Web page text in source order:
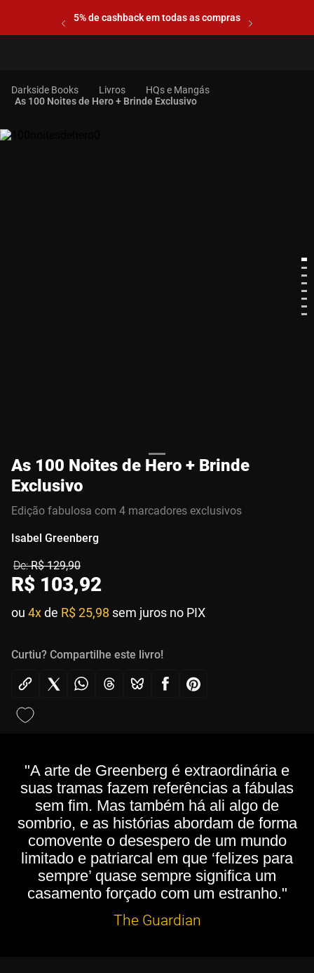
5% de cashback em todas as compras
Livros
HQs e Mangás
As 100 Noites de Hero + Brinde Exclusivo
As 100 Noites de Hero + Brinde
Exclusivo
Edição fabulosa com 4 marcadores exclusivos
Isabel Greenberg
R$ 129,90
R$ 103,92
ou 4xde R$ 25,98 sem juros no PIX
Curtiu? Compartilhe este livro!
"A arte de Greenberg é extraordinária e
suas tramas fazem referências a fábulas
sem fim. Mas também há ali algo de
sombrio, e as histórias abordam de forma
comovente o desespero de um mundo
limitado e patriarcal em que ‘felizes para
sempre’ quase sempre significa um
casamento forçado com um estranho."
The Guardian